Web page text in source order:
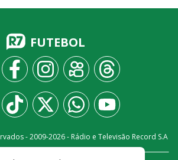
FUTEBOL
- 2009-2026- Rádio e Televisão Record S.A